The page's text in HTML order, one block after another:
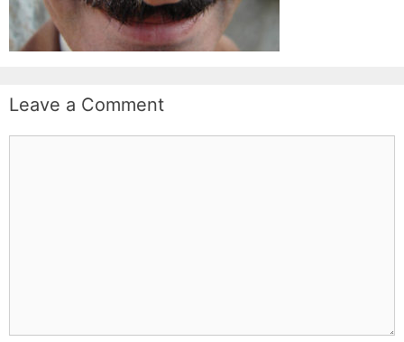
Leave a Comment